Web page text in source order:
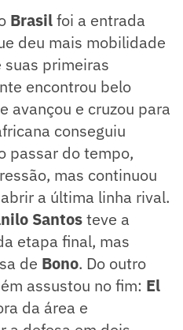
Brasilfoi a entrada
deu mais mobilidade
suas primeiras
encontrou belo
avançou e cruzou para
conseguiu
passar do tempo,
mas continuou
a última linha rival.
Santosteve a
etapa final, mas
de Bono. Do outro
assustou no fim: El
da área e